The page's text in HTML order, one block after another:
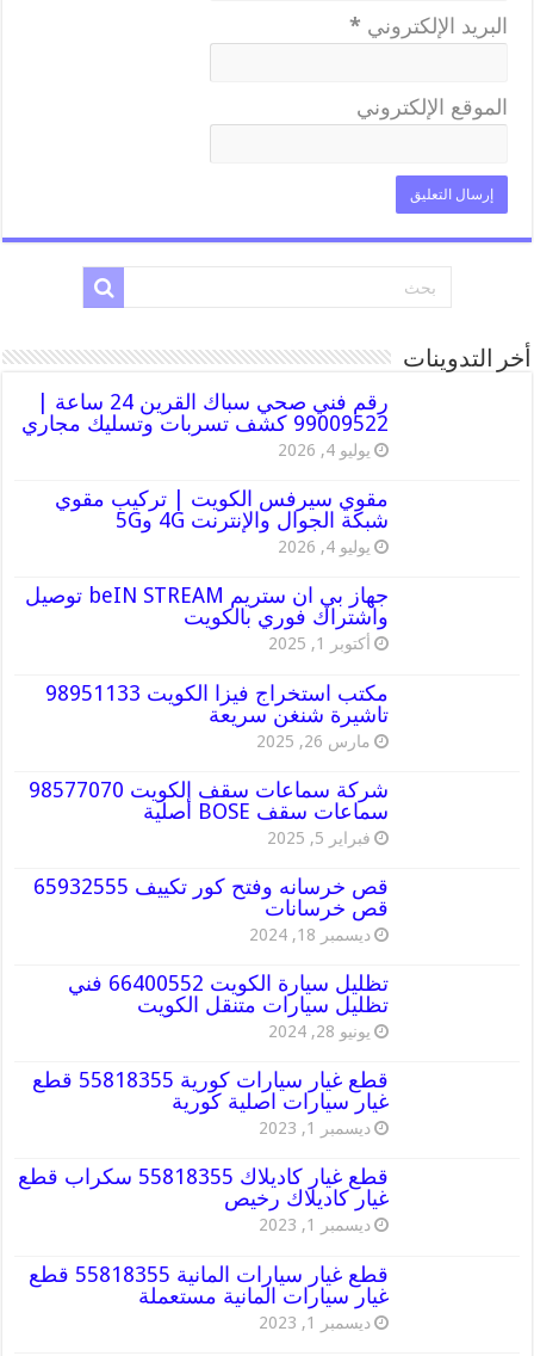
البريد الإلكتروني *
الموقع الإلكتروني
أخر التدوينات
رقم فني صحي سباك القرين 24 ساعة |
99009522 كشف تسربات وتسليك مجاري
يوليو 4, 2026
مقوي سيرفس الكويت | تركيب مقوي
شبكة الجوال والإنترنت 4G و5G
يوليو 4, 2026
جهاز بي ان ستريم beIN STREAM توصيل
واشتراك فوري بالكويت
أكتوبر 1, 2025
مكتب استخراج فيزا الكويت 98951133
تاشيرة شنغن سريعة
مارس 26, 2025
شركة سماعات سقف الكويت 98577070
سماعات سقف BOSE أصلية
فبراير 5, 2025
قص خرسانه وفتح كور تكييف 65932555
قص خرسانات
ديسمبر 18, 2024
تظليل سيارة الكويت 66400552 فني
تظليل سيارات متنقل الكويت
يونيو 28, 2024
قطع غيار سيارات كورية 55818355 قطع
غيار سيارات اصلية كورية
ديسمبر 1, 2023
قطع غيار كاديلاك 55818355 سكراب قطع
غيار كاديلاك رخيص
ديسمبر 1, 2023
قطع غيار سيارات المانية 55818355 قطع
غيار سيارات المانية مستعملة
ديسمبر 1, 2023